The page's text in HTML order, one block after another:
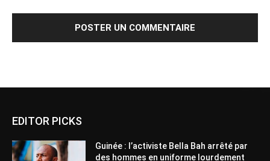
EDITOR PICKS
Guinée : l’activiste Bella Bah arrêté par
des hommes en uniforme lourdement